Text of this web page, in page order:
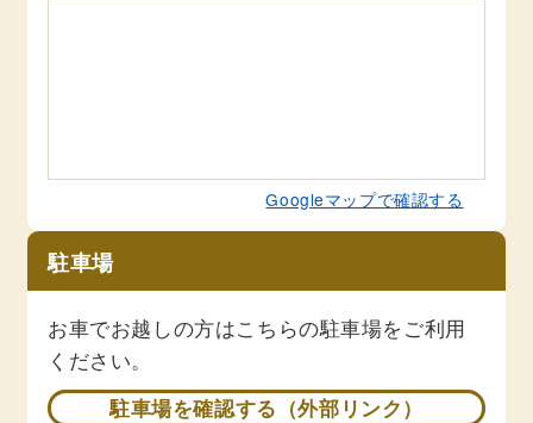
Googleマップで確認する
駐車場
お車でお越しの方はこちらの駐車場をご利用
ください。
駐車場を確認する（外部リンク）